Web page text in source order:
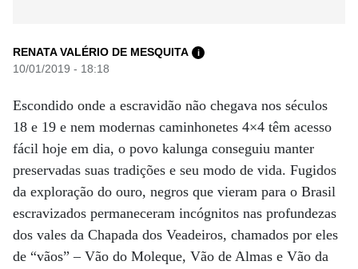
RENATA VALÉRIO DE MESQUITA i
10/01/2019 - 18:18
Escondido onde a escravidão não chegava nos séculos
18 e 19 e nem modernas caminhonetes 4×4 têm acesso
fácil hoje em dia, o povo kalunga conseguiu manter
preservadas suas tradições e seu modo de vida. Fugidos
da exploração do ouro, negros que vieram para o Brasil
escravizados permaneceram incógnitos nas profundezas
dos vales da Chapada dos Veadeiros, chamados por eles
de “vãos” – Vão do Moleque, Vão de Almas e Vão da